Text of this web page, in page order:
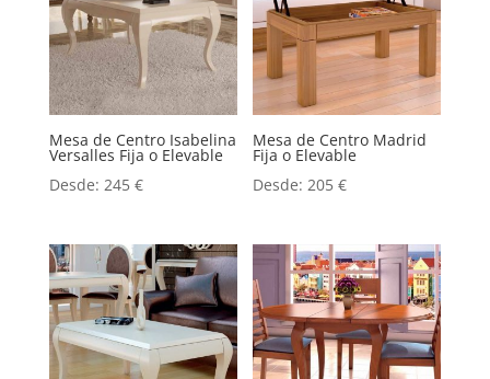
Mesa de Centro Isabelina
Versalles Fija o Elevable
Desde: 245 €
Mesa de Centro Madrid
Fija o Elevable
Desde:205€